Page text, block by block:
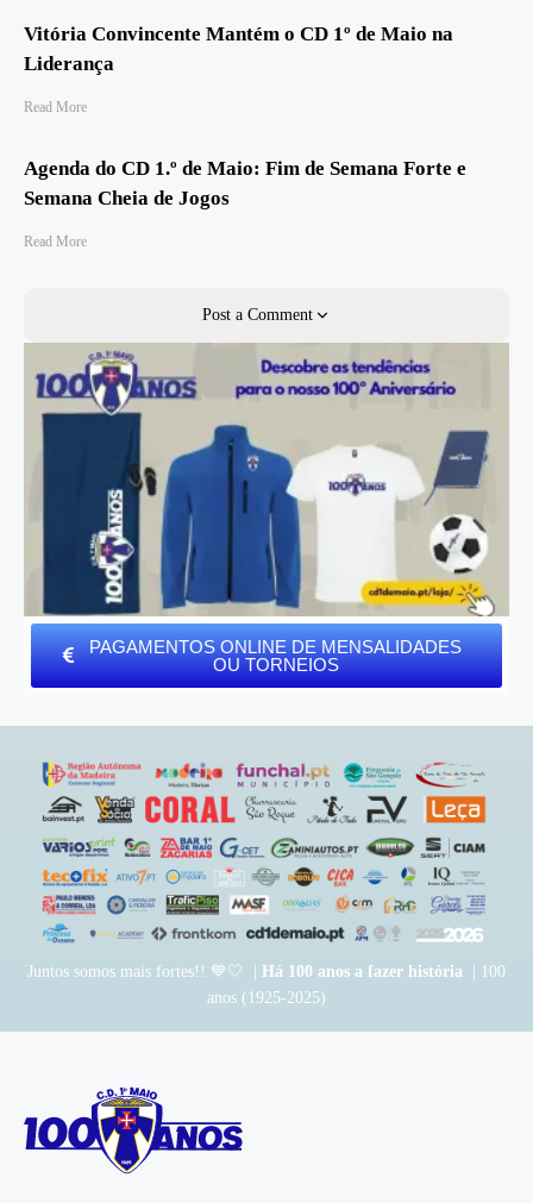
Vitória Convincente Mantém o CD 1º de Maio na
Liderança
Read More
Agenda do CD 1.º de Maio: Fim de Semana Forte e
Semana Cheia de Jogos
Read More
Post a Comment
PAGAMENTOS ONLINE DE MENSALIDADES
OU TORNEIOS
Juntos somos mais fortes!! 💙🤍 | Há 100 anos a fazer história | 100
anos (1925-2025)